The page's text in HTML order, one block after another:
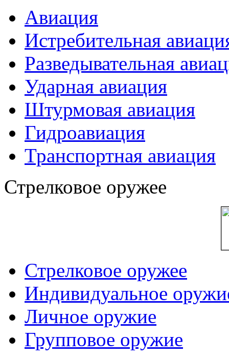
Авиация
Истребительная
Разведывательная
Ударная авиация
Штурмовая авиация
Гидроавиация
Транспортная авиация
Стрелковое оружее
Стрелковое оружее
Индивидуальное
Личное оружие
Групповое оружие